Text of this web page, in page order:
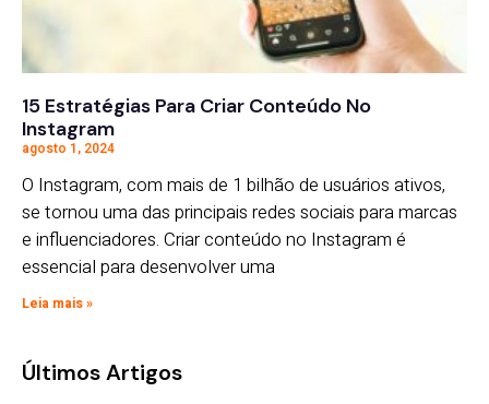
15 Estratégias Para Criar Conteúdo No
Instagram
agosto 1, 2024
O Instagram, com mais de 1 bilhão de usuários ativos,
se tornou uma das principais redes sociais para marcas
e influenciadores. Criar conteúdo no Instagram é
essencial para desenvolver uma
Leia mais »
Últimos Artigos